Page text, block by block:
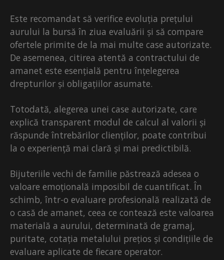
Este recomandat să verifice evoluția prețului
aurului la bursă în ziua evaluării și să compare
ofertele primite de la mai multe case autorizate.
De asemenea, citirea atentă a contractului de
amanet este esențială pentru înțelegerea
drepturilor și obligațiilor asumate.
Totodată, alegerea unei case autorizate, care
explică transparent modul de calcul al valorii și
răspunde întrebărilor clienților, poate contribui
la o experiență mai clară și mai predictibilă.
Bijuteriile vechi de familie păstrează adesea o
valoare emoțională imposibil de cuantificat. În
schimb, într-o evaluare profesională realizată de
o casă de amanet, ceea ce contează este valoarea
materială a aurului, determinată de gramaj,
puritate, cotația metalului prețios și condițiile de
evaluare aplicate de fiecare operator.